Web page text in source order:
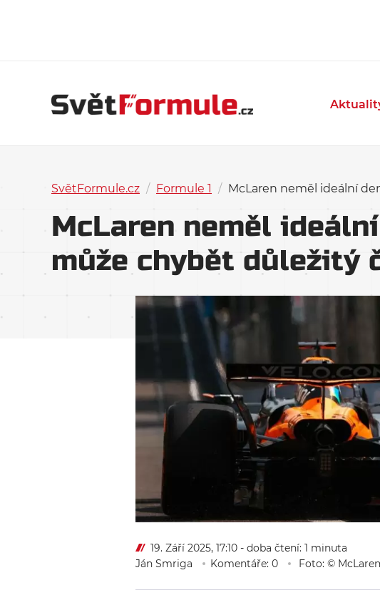
SvětFormule.cz / Formule 1 / McLaren neměl ideální
McLaren neměl
může chybět důležitý
19. Září 2025, 17:10 - doba čtení: 1 minuta
Ján Smriga
Komentáře: 0 Foto: © McLaren